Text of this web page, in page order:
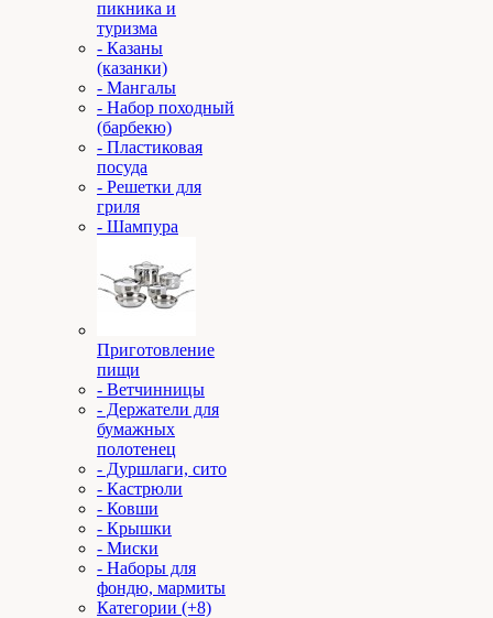
пикника и
туризма
- Казаны
(казанки)
- Мангалы
- Набор походный
(барбекю)
- Пластиковая
посуда
- Решетки для
гриля
- Шампура
Приготовление
пищи
- Ветчинницы
- Держатели для
бумажных
полотенец
- Дуршлаги, сито
- Кастрюли
- Ковши
- Крышки
- Миски
- Наборы для
фондю, мармиты
Категории (+8)